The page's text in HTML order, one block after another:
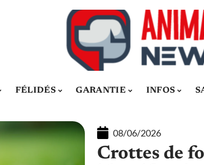
FÉLIDÉS GARANTIE INFOS
08/06/2026
Crottes de